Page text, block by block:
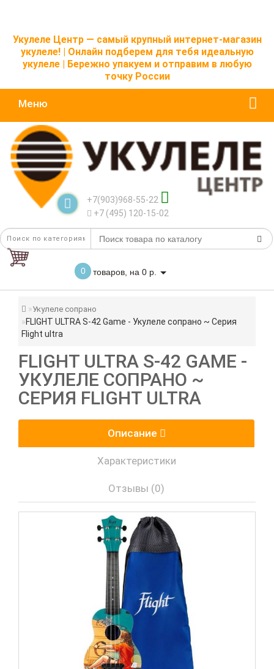
Укулеле Центр — самый крупный интернет-магазин
укулеле! | Онлайн подберем для тебя идеальную
укулеле | Бережно упакуем и отправим в любую
точку России
Меню
+7(903)968-55-22
+7 (495) 120-15-02
0 товаров, на 0 р.
Укулеле сопрано
FLIGHT ULTRA S-42 Game - Укулеле сопрано ~ Серия
Flight ultra
FLIGHT ULTRA S-42 GAME -
УКУЛЕЛЕ СОПРАНО ~
СЕРИЯ FLIGHT ULTRA
Описание
Характеристики
Отзывы (0)